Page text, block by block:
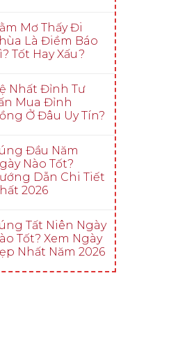
Mơ Thấy Đi
Là Điềm Báo
Tốt Hay Xấu?
Nhất Đỉnh Tư
Mua Đỉnh
Ở Đâu Uy Tín?
Đầu Năm
Nào Tốt?
Dẫn Chi Tiết
2026
Tất Niên Ngày
Tốt? Xem Ngày
Nhất Năm 2026